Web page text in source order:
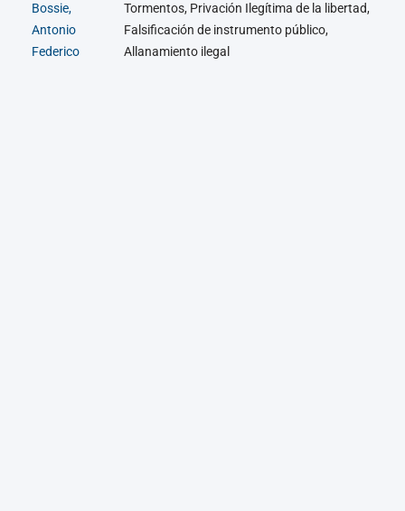
Bossie,
Antonio
Federico
Tormentos, Privación Ilegítima de la libertad,
Falsificación de instrumento público,
Allanamiento ilegal